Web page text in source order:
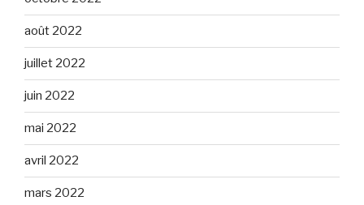
août 2022
juillet 2022
juin 2022
mai 2022
avril 2022
mars 2022